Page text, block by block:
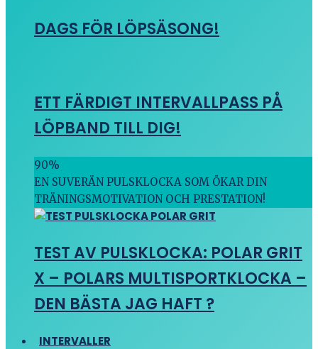
DAGS FÖR LÖPSÄSONG!
ETT FÄRDIGT INTERVALLPASS PÅ
LÖPBAND TILL DIG!
90%
EN SUVERÄN PULSKLOCKA SOM ÖKAR DIN
TRÄNINGSMOTIVATION OCH PRESTATION!
TEST AV PULSKLOCKA: POLAR GRIT
X – POLARS MULTISPORTKLOCKA –
DEN BÄSTA JAG HAFT ?
INTERVALLER